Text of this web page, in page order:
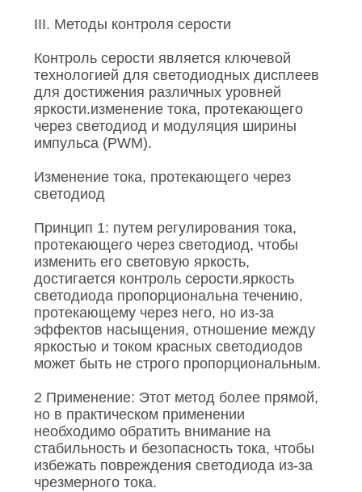
III. Методы контроля серости
Контроль серости является ключевой
технологией для светодиодных дисплеев
для достижения различных уровней
яркости.изменение тока, протекающего
через светодиод и модуляция ширины
импульса (PWM).
Изменение тока, протекающего через
светодиод
Принцип 1: путем регулирования тока,
протекающего через светодиод, чтобы
изменить его световую яркость,
достигается контроль серости.яркость
светодиода пропорциональна течению,
протекающему через него, но из-за
эффектов насыщения, отношение между
яркостью и током красных светодиодов
может быть не строго пропорциональным.
2 Применение: Этот метод более прямой,
но в практическом применении
необходимо обратить внимание на
стабильность и безопасность тока, чтобы
избежать повреждения светодиода из-за
чрезмерного тока.